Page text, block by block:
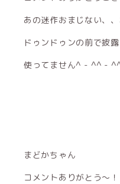
あの迷作おまじない、、
ドゥンドゥンの前で披
使ってません^ - ^^ -
まどかちゃん
コメントありがとう〜！